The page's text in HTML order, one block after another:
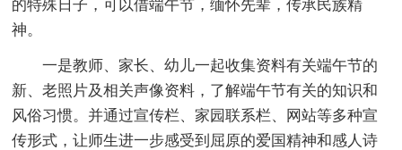
的特殊日子，可以借端午节，缅怀先辈，传承民族精
神。
一是教师、家长、幼儿一起收集资料有关端午节的
新、老照片及相关声像资料，了解端午节有关的知识和
风俗习惯。并通过宣传栏、家园联系栏、网站等多种宣
传形式，让师生进一步感受到屈原的爱国精神和感人诗